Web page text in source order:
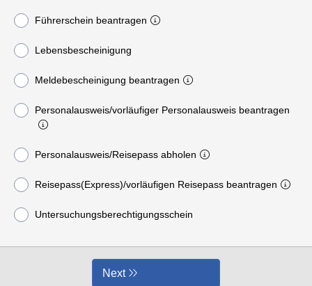
Führerschein beantragen
Lebensbescheinigung
Meldebescheinigung beantragen
Personalausweis/vorläufiger Personalausweis beantragen
Personalausweis/Reisepass abholen
Reisepass(Express)/vorläufigen Reisepass beantragen
Untersuchungsberechtigungsschein
Next